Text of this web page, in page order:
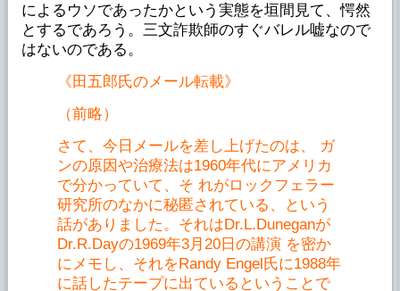
によるウソであったかという実態を垣間見て、愕然
とするであろう。三文詐欺師のすぐバレル嘘なので
はないのである。
《田五郎氏のメール転載》
（前略）
さて、今日メールを差し上げたのは、 ガ
ンの原因や治療法は1960年代にアメリカ
で分かっていて、そ れがロックフェラー
研究所のなかに秘匿されている、という
話がありました。それはDr.L.Duneganが
Dr.R.Dayの1969年3月20日の講演 を密か
にメモし、それをRandy Engel氏に1988年
に話したテープに出ているということで